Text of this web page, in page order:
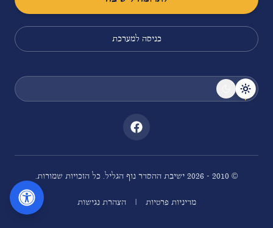
כניסה למערכת
© 2010 -
2026 ישיבת ההסדר נוף הגליל. כל הזכויות שמורות.
מדיניות פרטיות | הצהרת נגישות